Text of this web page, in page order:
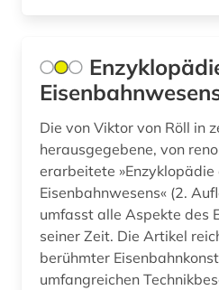
Die von Viktor von Röll in
herausgegebene, von
erarbeitete »Enzyklopädie
Eisenbahnwesens« (2.
umfasst alle Aspekte des
seiner Zeit. Die Artikel
berühmter
umfangreichen